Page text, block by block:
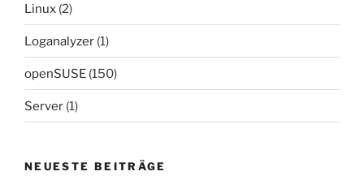
Linux (2)
Loganalyzer (1)
openSUSE (150)
Server (1)
NEUESTE BEITRÄGE